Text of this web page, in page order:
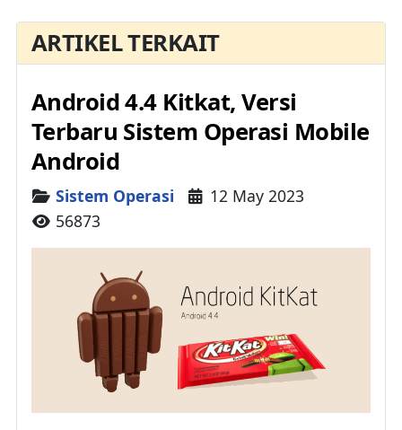
ARTIKEL TERKAIT
Android 4.4 Kitkat, Versi
Terbaru Sistem Operasi Mobile
Android
Details
Sistem Operasi
12 May 2023
56873